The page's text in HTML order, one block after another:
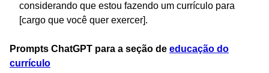
considerando que estou fazendo um currículo para
[cargo que você quer exercer].
Prompts ChatGPT para a seção de educação do
currículo